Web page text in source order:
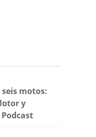
motos:
y